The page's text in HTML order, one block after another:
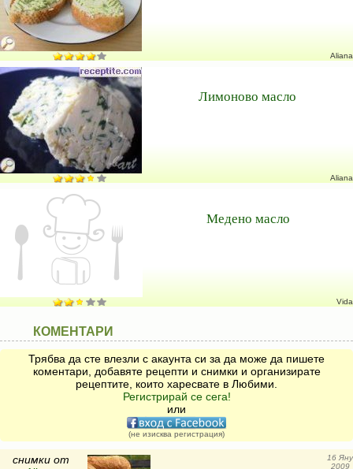
Aliana
Лимоново масло
Aliana
Медено масло
Vida
КОМЕНТАРИ
Трябва да сте влезли с акаунта си за да може да пишете
коментари, добавяте рецепти и снимки и организирате
рецептите, които харесвате в Любими.
Регистрирай се сега!
или
(не изисква регистрация)
снимки от
16 Яну
2009